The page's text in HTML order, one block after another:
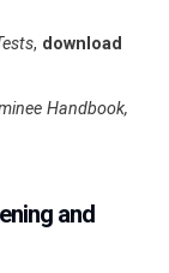
, download
Handbook,
and